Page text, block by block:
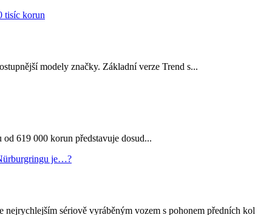
modely značky. Základní verze Trend s...
619 000 korun představuje dosud...
sériově vyráběným vozem s pohonem předních kol